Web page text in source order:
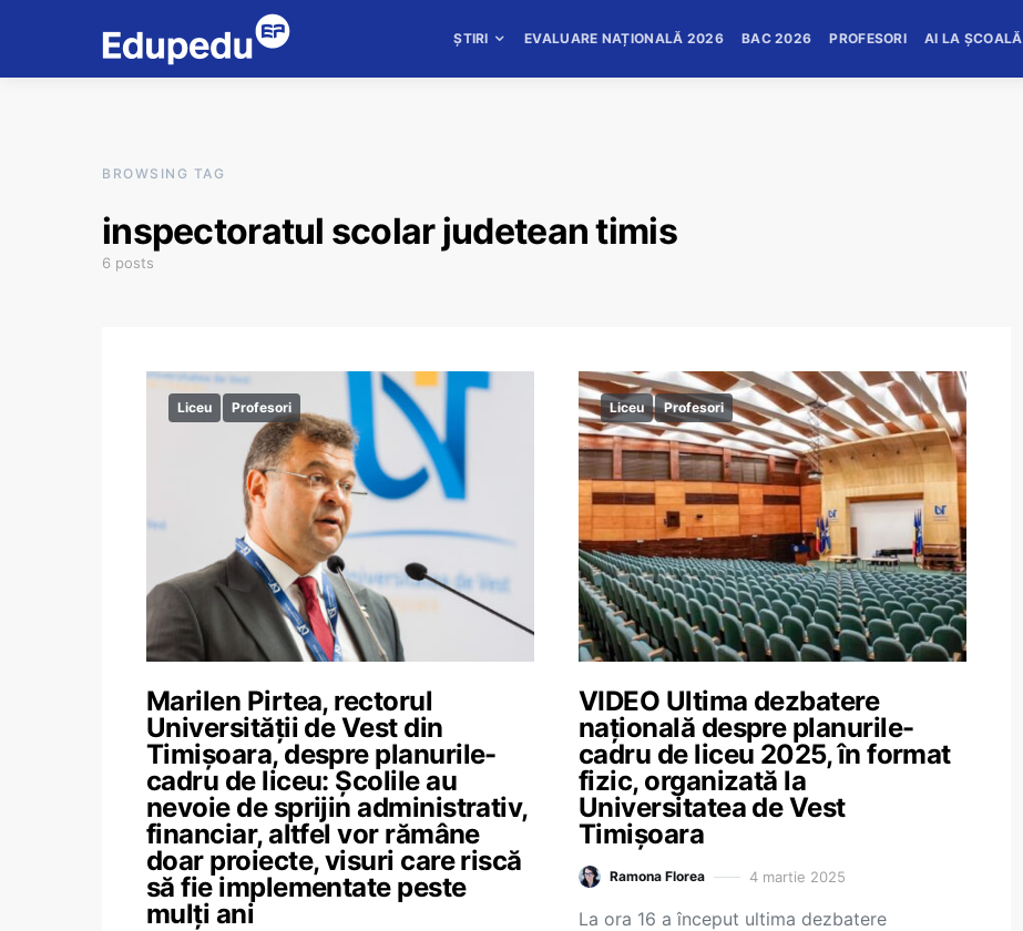
ȘTIRI EVALUARE NAȚIONALĂ 2026 BAC 2026 PROFESORI AI LA ȘCOALĂ
BROWSING TAG
inspectoratul scolar judetean timis
6 posts
Liceu Profesori
Marilen Pirtea, rectorul
Universității de Vest din
Timișoara, despre planurile-
cadru de liceu: Școlile au
nevoie de sprijin administrativ,
financiar, altfel vor rămâne
doar proiecte, visuri care riscă
să fie implementate peste
mulți ani
Liceu Profesori
VIDEO Ultima dezbatere
națională despre planurile-
cadru de liceu 2025, în format
fizic, organizată la
Universitatea de Vest
Timișoara
Ramona Florea 4 martie 2025
La ora 16 a început ultima dezbatere